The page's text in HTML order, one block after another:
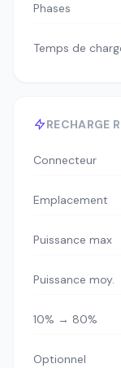
Phases
Temps de
RECHARGE
Connecteur
Emplacement
Puissance max
Puissance moy.
10% → 80%
Optionnel